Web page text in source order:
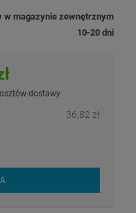
w magazynie zewnętrznym
10-20 dni
dostawy
36,82 zł